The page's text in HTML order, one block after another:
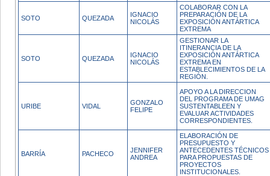
SOTO QUEZADA
IGNACIO
NICOLÁS
COLABORAR CON LA
PREPARACIÓN DE LA
EXPOSICIÓN ANTÁRTICA
EXTREMA
SOTO QUEZADA
IGNACIO
NICOLÁS
GESTIONAR LA
ITINERANCIA DE LA
EXPOSICIÓN ANTÁRTICA
EXTREMA EN
ESTABLECIMIENTOS DE LA
REGIÓN.
URIBE VIDAL
GONZALO
FELIPE
APOYO A LA DIRECCION
DEL PROGRAMA DE UMAG
SUSTENTABLEEN Y
EVALUAR ACTIVIDADES
CORRESPONDIENTES.
BARRÍA PACHECO
JENNIFER
ANDREA
ELABORACIÓN DE
PRESUPUESTO Y
ANTECEDENTES TÉCNICOS
PARA PROPUESTAS DE
PROYECTOS
INSTITUCIONALES.